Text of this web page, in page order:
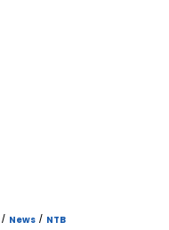
/ News / NTB